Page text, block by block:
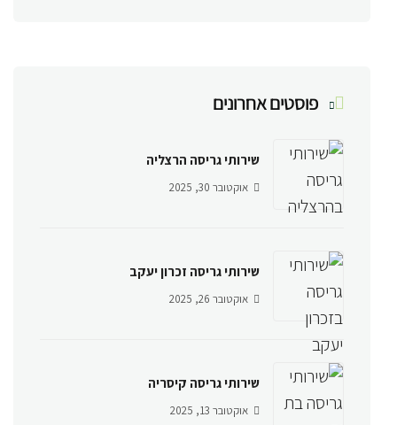
פוסטים אחרונים
שירותי גריסה הרצליה
אוקטובר 30, 2025
שירותי גריסה זכרון יעקב
אוקטובר 26, 2025
שירותי גריסה קיסריה
אוקטובר 13, 2025